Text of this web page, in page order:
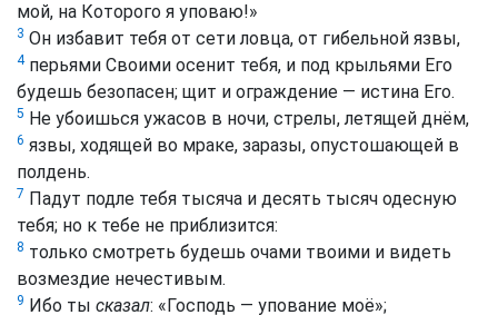
мой, на Которого я уповаю!»
3 Он избавит тебя от сети ловца, от гибельной язвы,
4перьями Своими осенит тебя, и под крыльями Его
будешь безопасен; щит и ограждение — истина Его.
5 Не убоишься ужасов в ночи, стрелы, летящей днём,
6 язвы, ходящей во мраке, заразы, опустошающей в
полдень.
7 Падут подле тебя тысяча и десять тысяч одесную
тебя; но к тебе не приблизится:
8 только смотреть будешь очами твоими и видеть
возмездие нечестивым.
9 Ибо ты сказал: «Господь — упование моё»;